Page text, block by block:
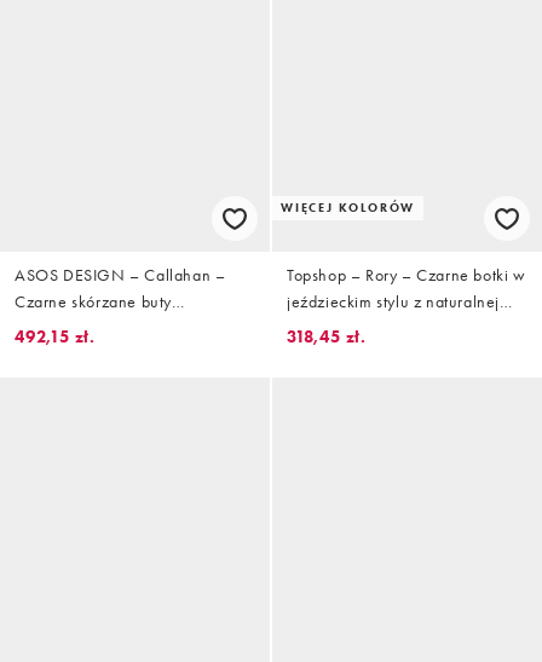
ASOS DESIGN – Callahan –
Czarne skórzane buty
jeździeckie
492,15 zł.
WIĘCEJ KOLORÓW
Topshop – Rory – Czarne botki w
jeździeckim stylu z naturalnej
skóry
318,45 zł.